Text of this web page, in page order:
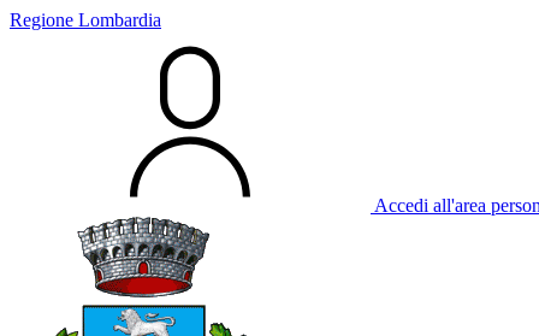
Regione Lombardia
Accedi all'area